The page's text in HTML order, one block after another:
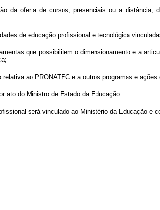
da oferta de cursos, presenciais ou a
de educação profissional e tecnológica
que possibilitem o dimensionamento e a
ao PRONATEC e a outros programas e
ato do Ministro de Estado da Educação
será vinculado ao Ministério da Educação